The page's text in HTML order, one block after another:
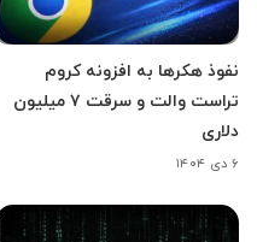
نفوذ هکرها به افزونه کروم
تراست والت و سرقت ۷ میلیون
دلاری
۶ دی ۱۴۰۴